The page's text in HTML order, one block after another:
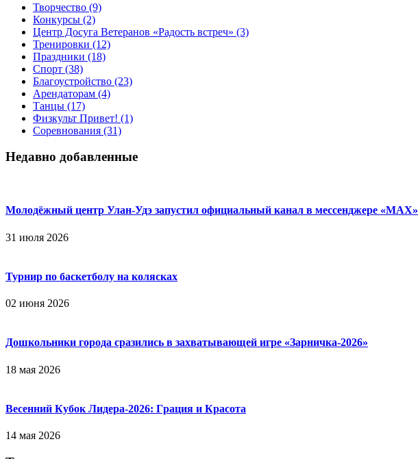
Творчество (9)
Конкурсы (2)
Центр Досуга Ветеранов «Радость встреч» (3)
Тренировки (12)
Праздники (18)
Спорт (38)
Благоустройство (23)
Арендаторам (4)
Танцы (17)
Физкульт Привет! (1)
Соревнования (31)
Недавно добавленные
Молодёжный центр Улан-Удэ запустил официальный канал в мессенджере «МАХ»
31 июля 2026
Турнир по баскетболу на колясках
02 июня 2026
Дошкольники города сразились в захватывающей игре «Зарничка‑2026»
18 мая 2026
Весенний Кубок Лидера-2026: Гpaция и Кpacoтa
14 мая 2026